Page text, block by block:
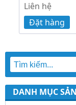
Liên hệ
Đặt hàng
DANH MỤC